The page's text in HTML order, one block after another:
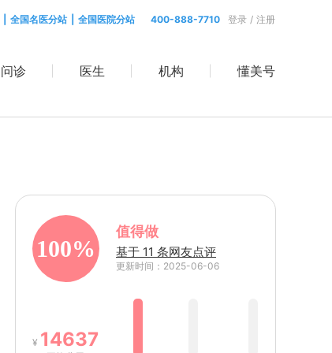
全国名医分站 全国医院分站 400-888-7710 登录 / 注册
问诊 医生 机构 懂美号
100%
值得做
基于 11 条网友点评
更新时间：2025-06-06
¥ 14637